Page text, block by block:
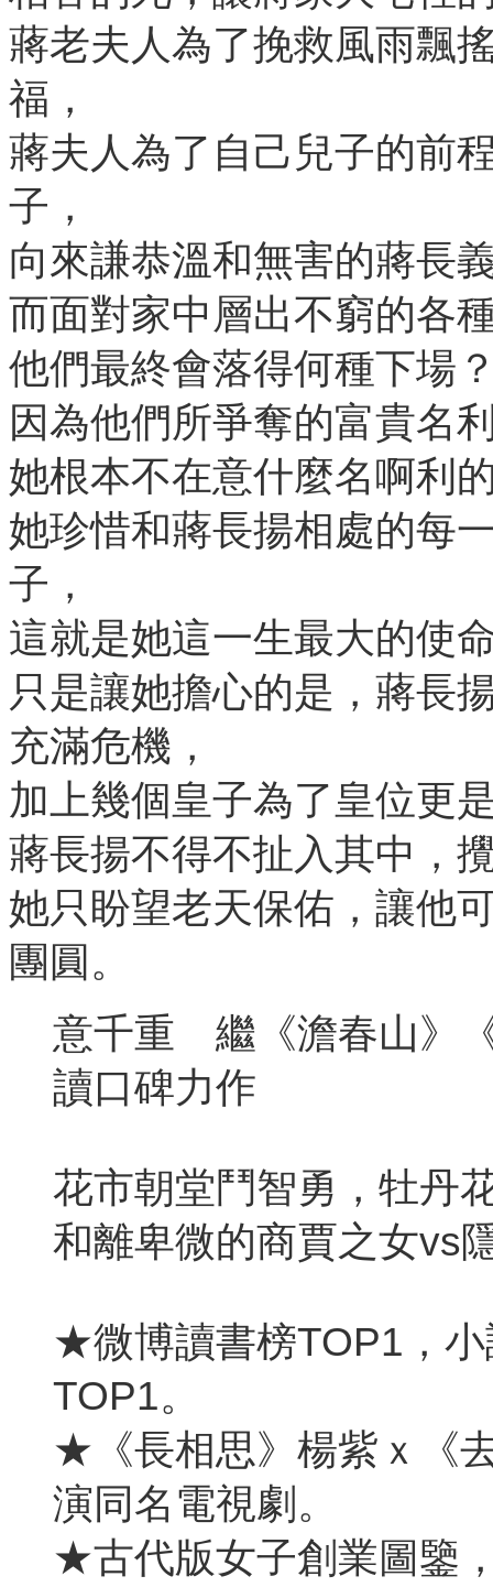
蔣老夫人為了挽救風雨飄
福，
蔣夫人為了自己兒子的前
子，
向來謙恭溫和無害的蔣長
而面對家中層出不窮的各
他們最終會落得何種下場
因為他們所爭奪的富貴名
她根本不在意什麼名啊利
她珍惜和蔣長揚相處的每
子，
這就是她這一生最大的使
只是讓她擔心的是，蔣長
充滿危機，
加上幾個皇子為了皇位更
蔣長揚不得不扯入其中，
她只盼望老天保佑，讓他
團圓。
意千重 繼《澹春山》
讀口碑力作
花市朝堂鬥智勇，牡丹
和離卑微的商賈之女vs
★微博讀書榜TOP1，
TOP1。
★《長相思》楊紫ｘ《
演同名電視劇。
★古代版女子創業圖鑒